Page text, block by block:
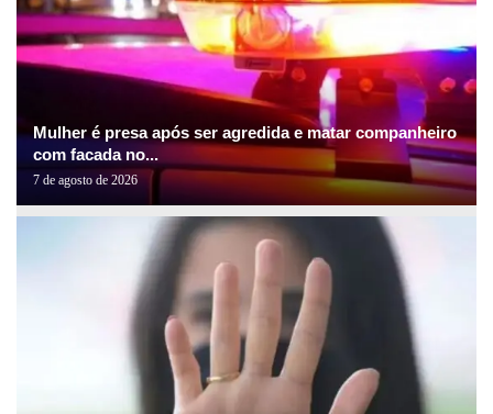
Mulher é presa após ser agredida e matar companheiro
com facada no...
7 de agosto de 2026